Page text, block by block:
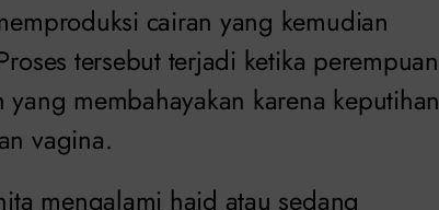
cairan yang kemudian
tersebut terjadi ketika perempuan
membahayakan karena keputihan
vagina.
mengalami haid atau sedang